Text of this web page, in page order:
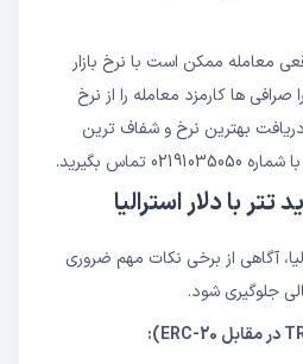
معامله ممکن است با نرخ بازار
ها کارمزد معامله را از نرخ
بهترین نرخ و شفاف ترین
تماس بگیرید.
با دلار استرالیا
آگاهی از برخی نکات مهم ضروری
جلوگیری شود.